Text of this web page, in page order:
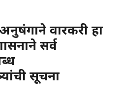
वारकरी हा
सर्व
सूचना